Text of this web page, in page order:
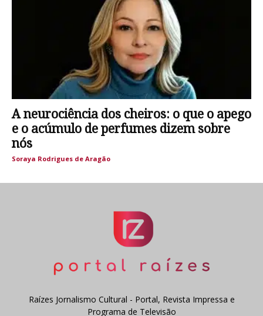
A neurociência dos cheiros: o que o apego
e o acúmulo de perfumes dizem sobre
nós
Soraya Rodrigues de Aragão
Raízes Jornalismo Cultural - Portal, Revista Impressa e
Programa de Televisão